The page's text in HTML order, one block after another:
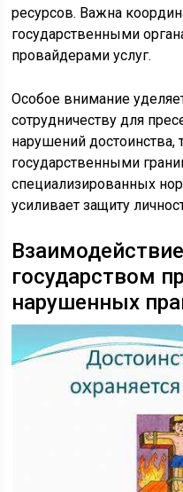
ресурсов. Важна
государственными
провайдерами услуг.
Особое внимание
сотрудничеству для
нарушений достоинства,
государственными
специализированных
усиливает защиту
государством
нарушенных